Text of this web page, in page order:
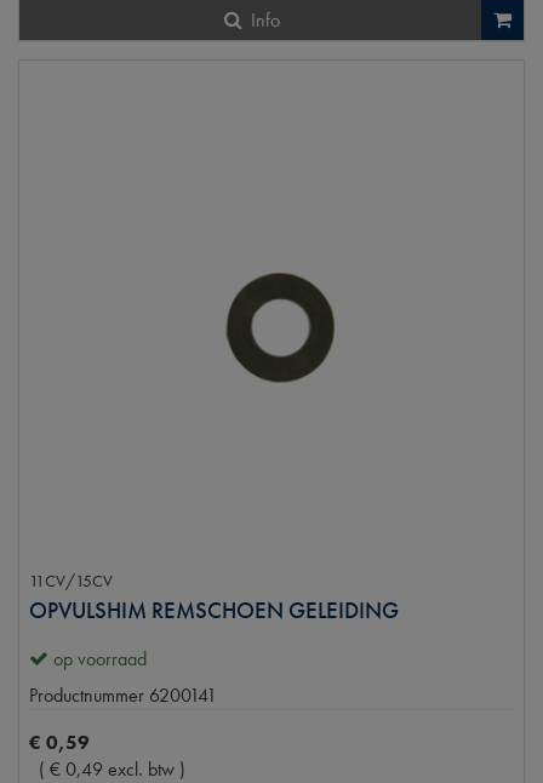
Info
11CV/15CV
OPVULSHIM REMSCHOEN GELEIDING
op voorraad
Productnummer 6200141
€ 0,59
( €0,49 excl. btw )